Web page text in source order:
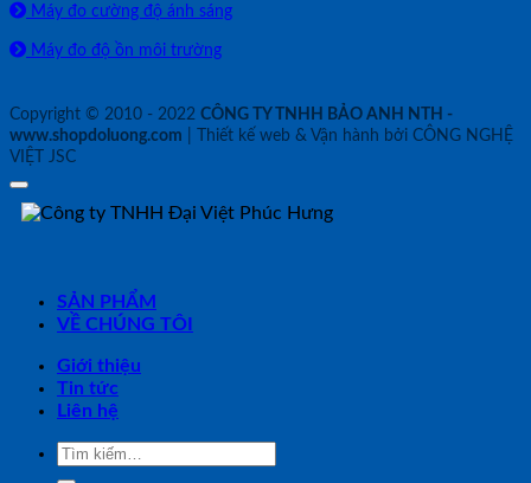
Máy đo cường độ ánh sáng
Máy đo độ ồn môi trường
Copyright © 2010 - 2022 CÔNG TY TNHH BẢO ANH NTH -
www.shopdoluong.com | Thiết kế web & Vận hành bởi CÔNG NGHỆ
VIỆT JSC
SẢN PHẨM
VỀ CHÚNG TÔI
Giới thiệu
Tin tức
Liên hệ
Tìm